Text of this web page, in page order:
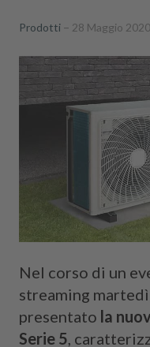
RIVISTA
Prodotti 28 Maggio 2020
Nel corso di un
streaming
presentato la
Serie 5,